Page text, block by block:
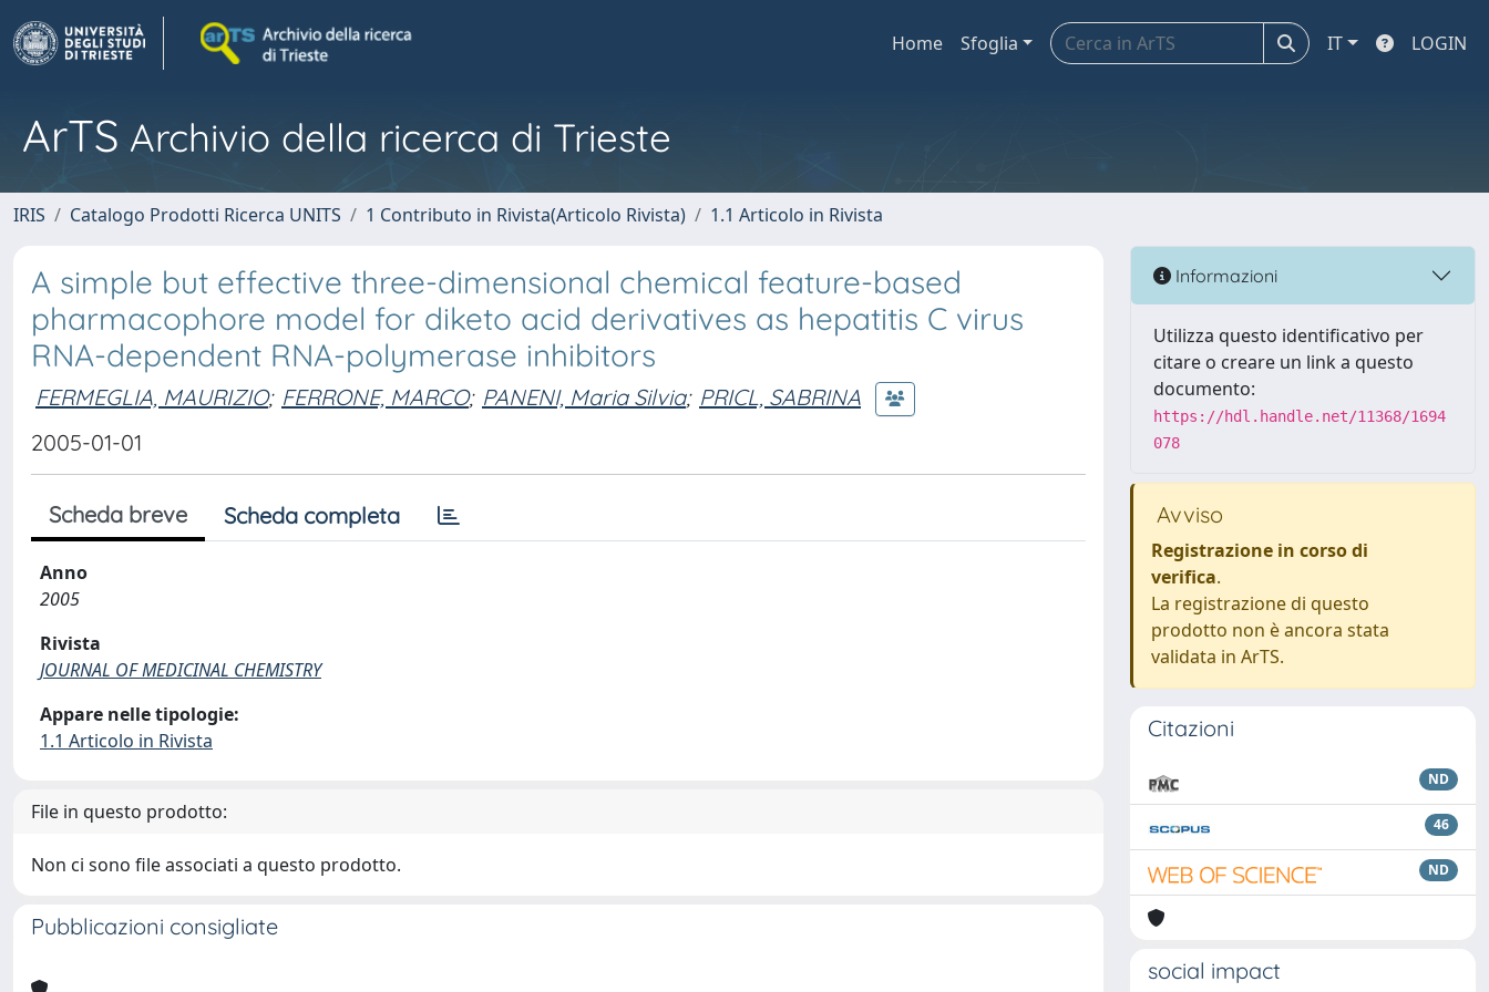
Home Sfoglia IT LOGIN
ArTS Archivio della ricerca di Trieste
IRIS Catalogo Prodotti Ricerca UNITS 1 Contributo in Rivista(Articolo Rivista) 1.1 Articolo in Rivista
A simple but effective three-dimensional chemical feature-based
pharmacophore model for diketo acid derivatives as hepatitis C virus
RNA-dependent RNA-polymerase inhibitors
FERMEGLIA, MAURIZIO; FERRONE, MARCO; PANENI, Maria Silvia; PRICL, SABRINA
2005-01-01
Scheda breve Scheda completa
Anno
2005
Rivista
JOURNAL OF MEDICINAL CHEMISTRY
Appare nelle tipologie:
1.1 Articolo in Rivista
File in questo prodotto:
Non ci sono file associati a questo prodotto.
Pubblicazioni consigliate
Informazioni
Utilizza questo identificativo per
citare o creare un link a questo
documento:
https://hdl.handle.net/11368/1694
078
Avviso
Registrazione in corso di
verifica.
La registrazione di questo
prodotto non è ancora stata
validata in ArTS.
Citazioni
ND
46
ND
social impact